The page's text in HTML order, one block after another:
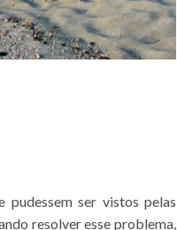
pudessem ser vistos pelas
resolver esse problema,